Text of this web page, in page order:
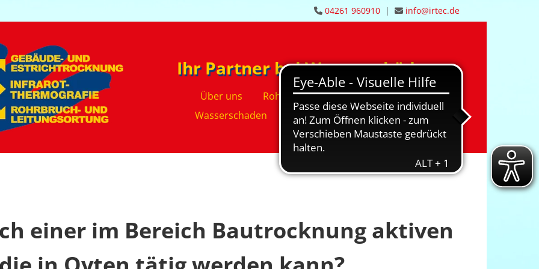
 04261 960910 |  info@irtec.de
Ihr Partner bei Wasserschäden
Über uns Rohrbruchortung
Trocknung
Wasserschaden
Stellenangebote Kontakt
einer im Bereich Bautrocknung aktiven